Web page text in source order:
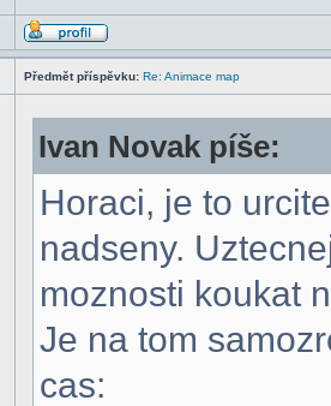
Předmět příspěvku: Re: Animace map
Ivan Novak píše:
Horaci, je to
nadseny.
moznosti koukat
Je na tom
cas: